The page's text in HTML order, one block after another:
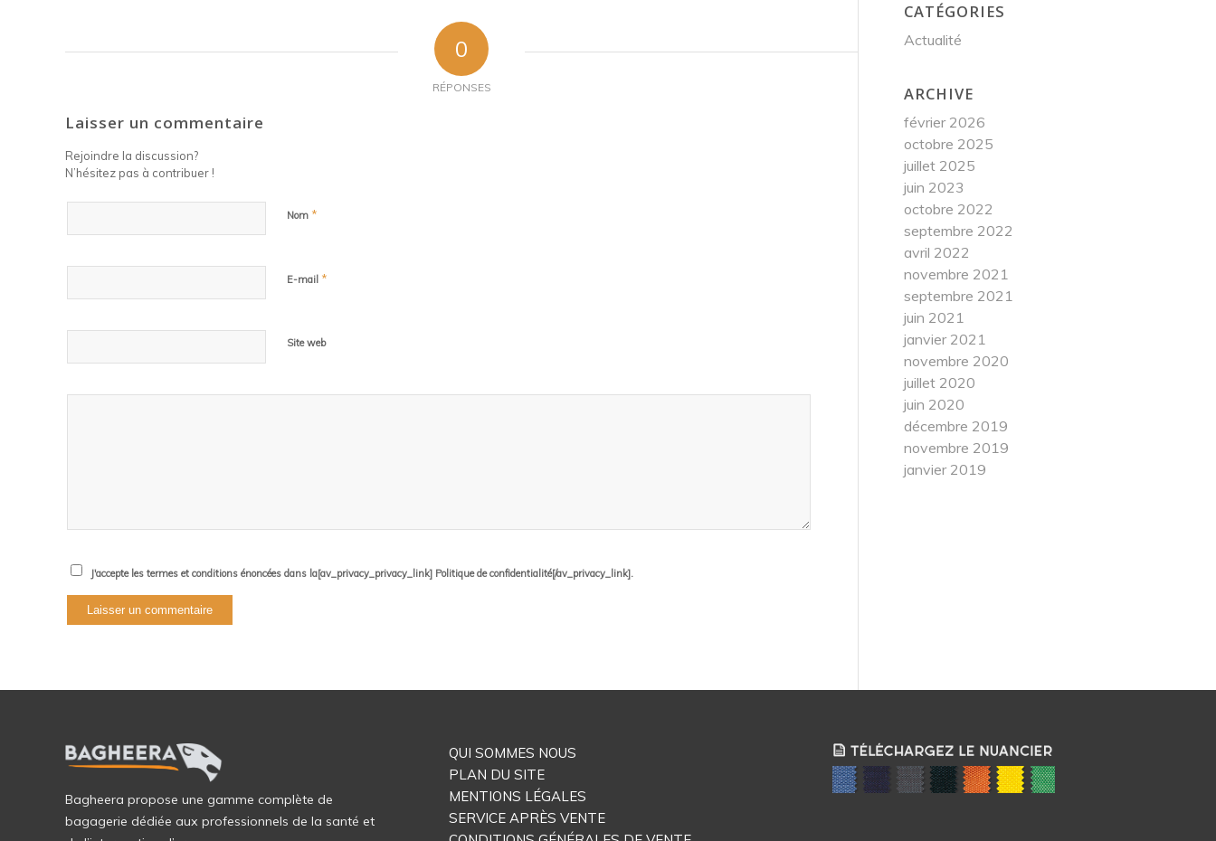
0
RÉPONSES
Laisser un commentaire
Rejoindre la discussion?
N’hésitez pas à contribuer !
Nom *
E-mail *
Site web
J'accepte les termes et conditions énoncées dans la[av_privacy_privacy_link] Politique de confidentialité[/av_privacy_link].
CATÉGORIES
Actualité
ARCHIVE
février 2026
octobre 2025
juillet 2025
juin 2023
octobre 2022
septembre 2022
avril 2022
novembre 2021
septembre 2021
juin 2021
janvier 2021
novembre 2020
juillet 2020
juin 2020
décembre 2019
novembre 2019
janvier 2019
Bagheera propose une gamme complète de
bagagerie dédiée aux professionnels de la santé et
QUI SOMMES NOUS
PLAN DU SITE
MENTIONS LÉGALES
SERVICE APRÈS VENTE